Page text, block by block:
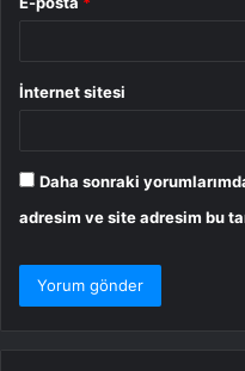
İnternet sitesi
Daha sonraki
adresim ve site adresim bu